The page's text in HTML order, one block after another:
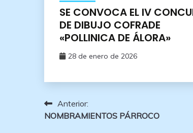
SE CONVOCA EL IV
DE DIBUJO COFRADE
«POLLINICA DE ÁLORA»
28 de enero de 2026
Navegación
de
Anterior:
NOMBRAMIENTOS PÁRROCO